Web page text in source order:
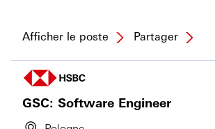
Afficher le poste Partager
GSC: Software Engineer